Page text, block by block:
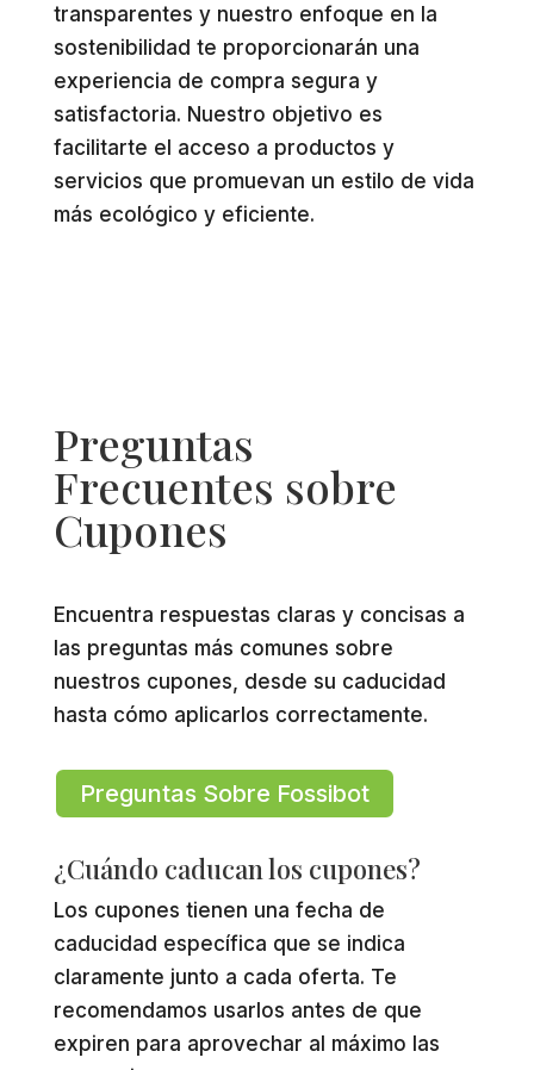
transparentes y nuestro enfoque en la
sostenibilidad te proporcionarán una
experiencia de compra segura y
satisfactoria. Nuestro objetivo es
facilitarte el acceso a productos y
servicios que promuevan un estilo de vida
más ecológico y eficiente.
Preguntas
Frecuentes sobre
Cupones
Encuentra respuestas claras y concisas a
las preguntas más comunes sobre
nuestros cupones, desde su caducidad
hasta cómo aplicarlos correctamente.
Preguntas Sobre Fossibot
¿Cuándo caducan los cupones?
Los cupones tienen una fecha de
caducidad específica que se indica
claramente junto a cada oferta. Te
recomendamos usarlos antes de que
expiren para aprovechar al máximo las